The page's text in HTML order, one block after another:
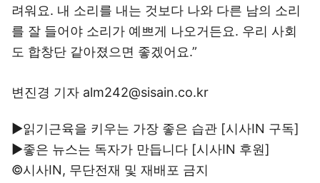
려워요. 내 소리를 내는 것보다 나와 다른 남의 소리
를 잘 들어야 소리가 예쁘게 나오거든요. 우리 사회
도 합창단 같아졌으면 좋겠어요.”
변진경 기자 alm242@sisain.co.kr
▶읽기근육을 키우는 가장 좋은 습관 [시사IN 구독]
▶좋은 뉴스는 독자가 만듭니다 [시사IN 후원]
©시사IN, 무단전재 및 재배포 금지